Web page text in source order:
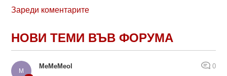
Зареди коментарите
НОВИ ТЕМИ ВЪВ ФОРУМА
MeMeMeol 0